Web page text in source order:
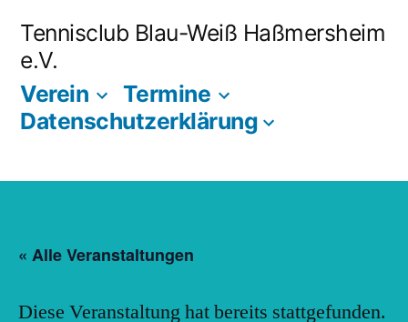
Inhalt
springen
Tennisclub Blau-Weiß Haßmersheim
e.V.
Verein
Termine
Datenschutzerklärung
« Alle Veranstaltungen
Diese Veranstaltung hat bereits stattgefunden.